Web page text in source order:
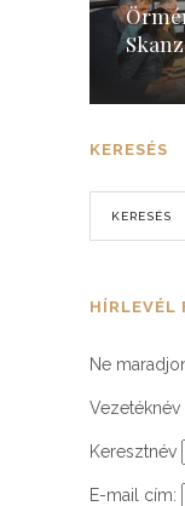
KERESÉS
HÍRLEVÉL
Ne
Vezetéknév
Keresztnév
E-mail cím: